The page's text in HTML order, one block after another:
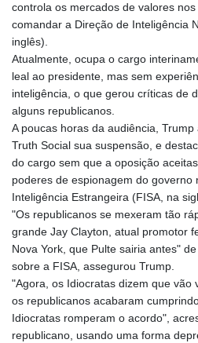
controla os mercados de valores
comandar a Direção de Inteligência
inglês).
Atualmente, ocupa o cargo
leal ao presidente, mas sem
inteligência, o que gerou críticas de
alguns republicanos.
A poucas horas da audiência,
Truth Social sua suspensão, e
do cargo sem que a oposição
poderes de espionagem do governo
Inteligência Estrangeira (FISA, na
"Os republicanos se mexeram tão
grande Jay Clayton, atual promotor
Nova York, que Pulte sairia antes"
sobre a FISA, assegurou Trump.
"Agora, os Idiocratas dizem que vão
os republicanos acabaram
Idiocratas romperam o acordo",
republicano, usando uma forma